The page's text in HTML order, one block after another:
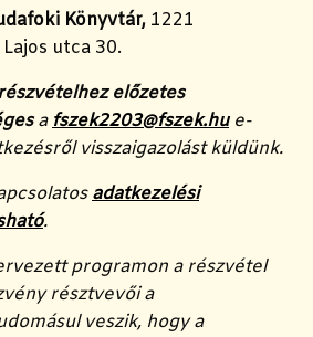
Könyvtár, 1221
utca 30.
előzetes
afszek2203@fszek.hue-
visszaigazolást küldünk.
adatkezelési
.
programon a részvétel
résztvevői a
veszik, hogy a